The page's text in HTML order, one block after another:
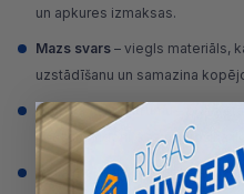
un apkures izmaksas.
Mazs svars – viegls materiāls,
uzstādīšanu un samazina
Izturība pret mitrumu
–
neuzsūc ūdeni, kas nodrošina
Izcila mehāniskā izturība–